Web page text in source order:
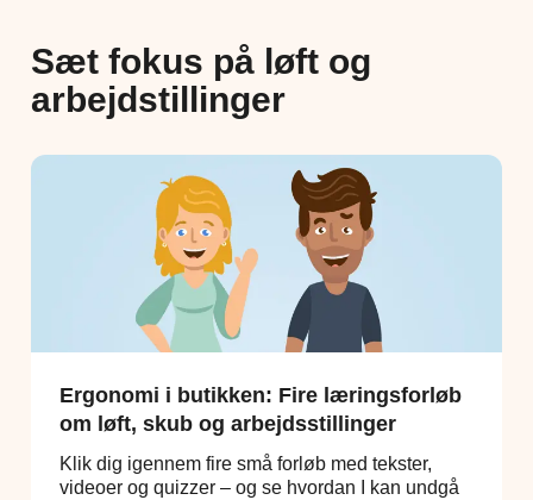
Sæt fokus på løft og
arbejdstillinger
Ergonomi i butikken: Fire læringsforløb
om løft, skub og arbejdsstillinger
Klik dig igennem fire små forløb med tekster,
videoer og quizzer – og se hvordan I kan undgå